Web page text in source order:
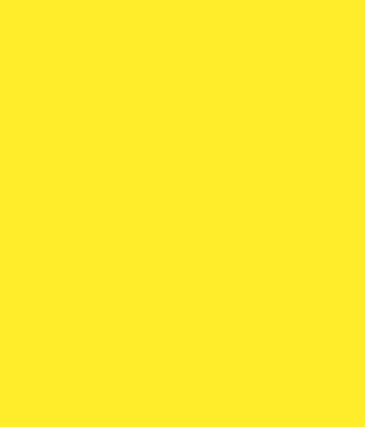
della madre che del padre, in questo
di ovuli e il partner del ricevente.
che vengono trasmessi di
sono: attaccamento del lobo
della lingua, lentiggini, fossette, mano
Oltre alla sequenza del DNA, esiste
È lo studio dei cambiamenti ereditari
non comportano alterazioni nella
Secondo esso, il fenotipo può essere
anche da ciò che ci circonda, e non